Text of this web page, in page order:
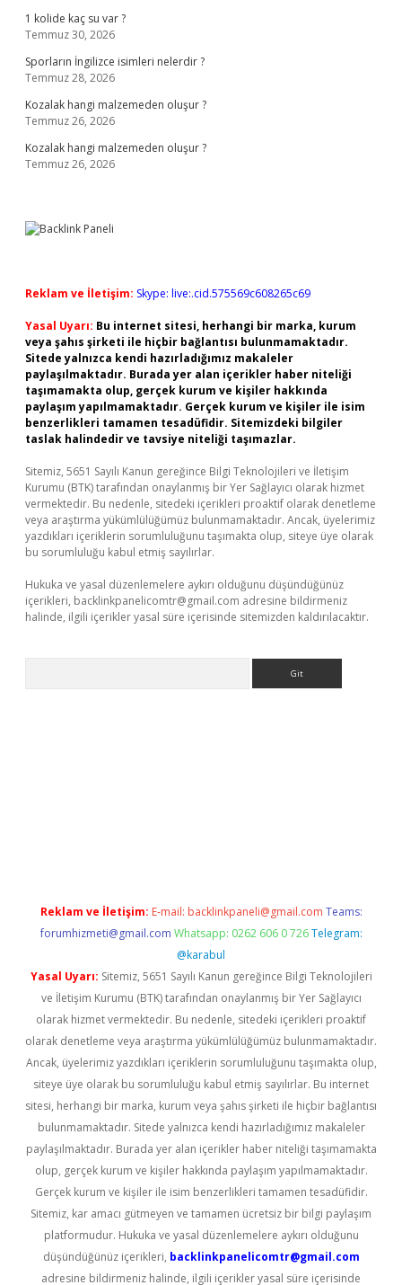
1 kolide kaç su var ?
Temmuz 30, 2026
Sporların İngilizce isimleri nelerdir ?
Temmuz 28, 2026
Kozalak hangi malzemeden oluşur ?
Temmuz 26, 2026
Kozalak hangi malzemeden oluşur ?
Temmuz 26, 2026
Reklam ve İletişim: Skype: live:.cid.575569c608265c69
Yasal Uyarı: Bu internet sitesi, herhangi bir marka, kurum
veya şahıs şirketi ile hiçbir bağlantısı bulunmamaktadır.
Sitede yalnızca kendi hazırladığımız makaleler
paylaşılmaktadır. Burada yer alan içerikler haber niteliği
taşımamakta olup, gerçek kurum ve kişiler hakkında
paylaşım yapılmamaktadır. Gerçek kurum ve kişiler ile isim
benzerlikleri tamamen tesadüfidir. Sitemizdeki bilgiler
taslak halindedir ve tavsiye niteliği taşımazlar.
Sitemiz, 5651 Sayılı Kanun gereğince Bilgi Teknolojileri ve İletişim
Kurumu (BTK) tarafından onaylanmış bir Yer Sağlayıcı olarak hizmet
vermektedir. Bu nedenle, sitedeki içerikleri proaktif olarak denetleme
veya araştırma yükümlülüğümüz bulunmamaktadır. Ancak, üyelerimiz
yazdıkları içeriklerin sorumluluğunu taşımakta olup, siteye üye olarak
bu sorumluluğu kabul etmiş sayılırlar.
Hukuka ve yasal düzenlemelere aykırı olduğunu düşündüğünüz
içerikleri, backlinkpanelicomtr@gmail.com adresine bildirmeniz
halinde, ilgili içerikler yasal süre içerisinde sitemizden kaldırılacaktır.
Reklam ve İletişim: E-mail: backlinkpaneli@gmail.com Teams:
forumhizmeti@gmail.com Whatsapp: 0262 606 0 726 Telegram:
@karabul
Yasal Uyarı: Sitemiz, 5651 Sayılı Kanun gereğince Bilgi Teknolojileri
ve İletişim Kurumu (BTK) tarafından onaylanmış bir Yer Sağlayıcı
olarak hizmet vermektedir. Bu nedenle, sitedeki içerikleri proaktif
olarak denetleme veya araştırma yükümlülüğümüz bulunmamaktadır.
Ancak, üyelerimiz yazdıkları içeriklerin sorumluluğunu taşımakta olup,
siteye üye olarak bu sorumluluğu kabul etmiş sayılırlar. Bu internet
sitesi, herhangi bir marka, kurum veya şahıs şirketi ile hiçbir bağlantısı
bulunmamaktadır. Sitede yalnızca kendi hazırladığımız makaleler
paylaşılmaktadır. Burada yer alan içerikler haber niteliği taşımamakta
olup, gerçek kurum ve kişiler hakkında paylaşım yapılmamaktadır.
Gerçek kurum ve kişiler ile isim benzerlikleri tamamen tesadüfidir.
Sitemiz, kar amacı gütmeyen ve tamamen ücretsiz bir bilgi paylaşım
platformudur. Hukuka ve yasal düzenlemelere aykırı olduğunu
düşündüğünüz içerikleri, backlinkpanelicomtr@gmail.com
adresine bildirmeniz halinde, ilgili içerikler yasal süre içerisinde